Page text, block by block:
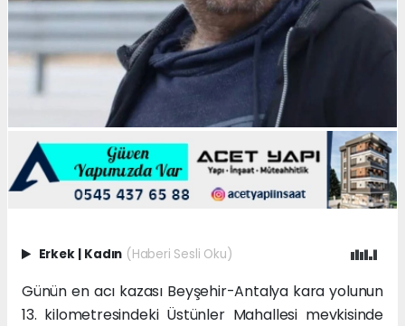
Erkek | Kadın (Haberi Sesli Oku)
Günün en acı kazası Beyşehir-Antalya kara yolunun
13. kilometresindeki Üstünler Mahallesi mevkisinde